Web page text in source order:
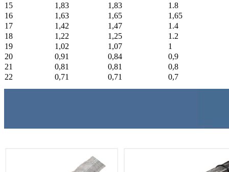
15
1,83 1,83
1.8
16
1,63 1,65
1,65
17
1,42 1,47
1.4
18
1,22 1,25
1.2
19
1,02 1,07
1
20
0,91 0,84
0,9
21
0,81 0,81
0,8
22
0,71 0,71 0,7